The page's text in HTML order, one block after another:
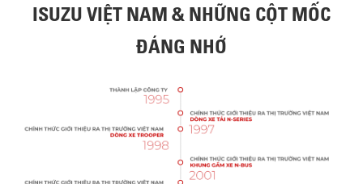
ISUZU VIỆT NAM & NHỮNG CỘT MỐC
ĐÁNG NHỚ